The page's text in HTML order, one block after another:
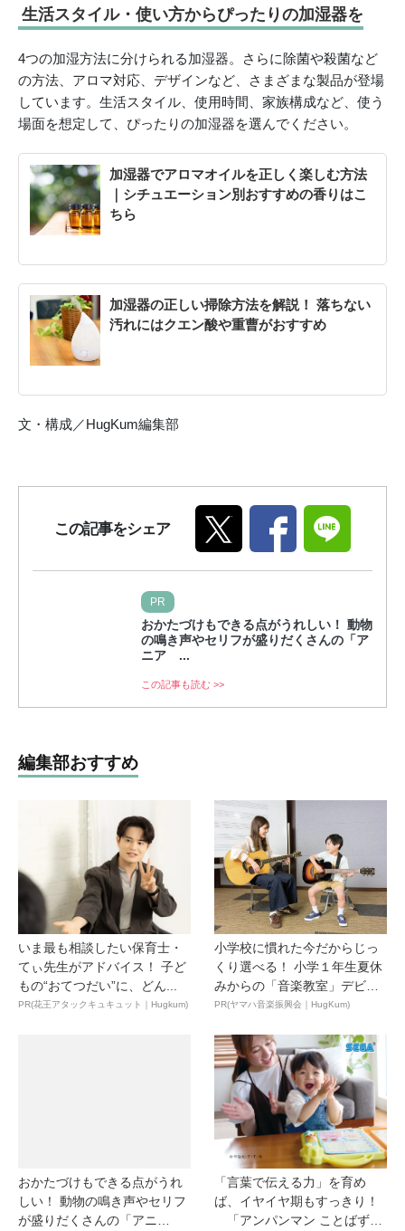
生活スタイル・使い方からぴったりの加湿器を
4つの加湿方法に分けられる加湿器。さらに除菌や殺菌など
の方法、アロマ対応、デザインなど、さまざまな製品が登場
しています。生活スタイル、使用時間、家族構成など、使う
場面を想定して、ぴったりの加湿器を選んでください。
加湿器でアロマオイルを正しく楽しむ方法
｜シチュエーション別おすすめの香りはこ
ちら
加湿器の正しい掃除方法を解説！ 落ちない
汚れにはクエン酸や重曹がおすすめ
文・構成／HugKum編集部
この記事をシェア
PR
おかたづけもできる点がうれしい！ 動物
の鳴き声やセリフが盛りだくさんの「ア
ニア ...
この記事も読む >>
編集部おすすめ
いま最も相談したい保育士・
てぃ先生がアドバイス！ 子ど
もの“おてつだい”に、どん...
PR(花王アタックキュキュット｜Hugkum)
小学校に慣れた今だからじっ
くり選べる！ 小学１年生夏休
みからの「音楽教室」デビ
ュ...
PR(ヤマハ音楽振興会｜HugKum)
おかたづけもできる点がうれ
しい！ 動物の鳴き声やセリフ
が盛りだくさんの「アニ
「言葉で伝える力」を育め
ば、イヤイヤ期もすっきり！
「アンパンマン ことばずか